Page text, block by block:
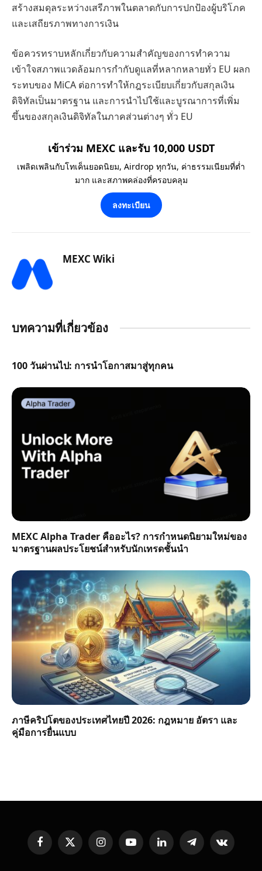
สร้างสมดุลระหว่างเสรีภาพในตลาดกับการปกป้องผู้บริโภค
และเสถียรภาพทางการเงิน
ข้อควรทราบหลักเกี่ยวกับความสำคัญของการทำความ
เข้าใจสภาพแวดล้อมการกำกับดูแลที่หลากหลายทั่ว EU ผลก
ระทบของ MiCA ต่อการทำให้กฎระเบียบเกี่ยวกับสกุลเงิน
ดิจิทัลเป็นมาตรฐาน และการนำไปใช้และบูรณาการที่เพิ่ม
ขึ้นของสกุลเงินดิจิทัลในภาคส่วนต่างๆ ทั่ว EU
เข้าร่วม MEXC และรับ 10,000 USDT
เพลิดเพลินกับโทเค็นยอดนิยม, Airdrop ทุกวัน, ค่าธรรมเนียมที่ต่ำ
มาก และสภาพคล่องที่ครอบคลุม
ลงทะเบียน
MEXC Wiki
บทความที่เกี่ยวข้อง
100 วันผ่านไป: การนำโอกาสมาสู่ทุกคน
MEXC Alpha Trader คืออะไร? การกำหนดนิยามใหม่ของ
มาตรฐานผลประโยชน์สำหรับนักเทรดชั้นนำ
ภาษีคริปโตของประเทศไทยปี 2026: กฎหมาย อัตรา และ
คู่มือการยื่นแบบ
FacebookX
(Twitter)
InstagramYouTubeLinkedInTelegramVKontakte